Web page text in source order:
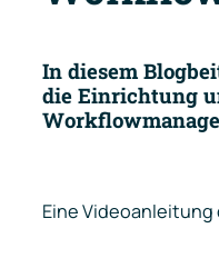
In diesem
die Einrichtung
Eine Videoanleitung